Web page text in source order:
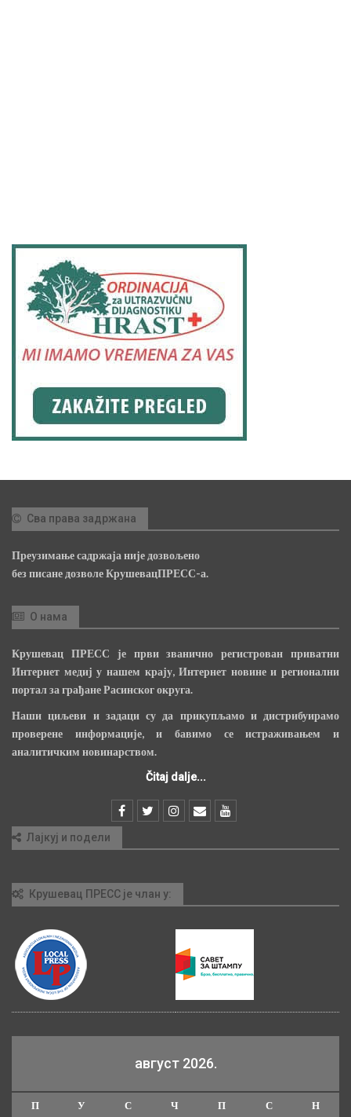
Сва права задржана
Преузимање садржаја није дозвољено
без писане дозволе КрушевацПРЕСС-а.
О нама
Крушевац ПРЕСС је први званично регистрован приватни
Интернет медиј у нашем крају, Интернет новине и регионални
портал за грађане Расинског округа.
Наши циљеви и задаци су да прикупљамо и дистрибуирамо
проверене информације, и бавимо се истраживањем и
аналитичким новинарством.
Čitaj dalje...
Лајкуј и подели
Крушевац ПРЕСС је члан у:
август 2026.
П У С Ч П С Н